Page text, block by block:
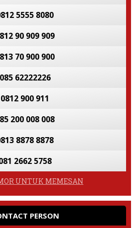
5555 8080
90 909 909
70 900 900
085 62222226
0812 900 911
200 008 008
8878 8878
2662 5758
UNTUK MEMESAN
PERSON